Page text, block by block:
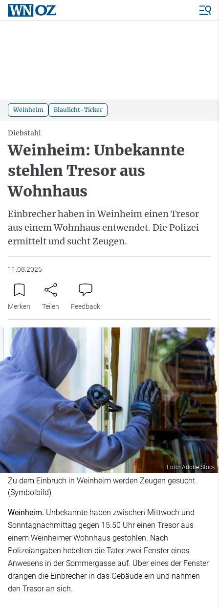
Weinheim Blaulicht-Ticker
Diebstahl
Weinheim: Unbekannte
stehlen Tresor aus
Wohnhaus
Einbrecher haben in Weinheim einen Tresor
aus einem Wohnhaus entwendet. Die Polizei
ermittelt und sucht Zeugen.
11.08.2025
Merken Teilen Feedback
Foto: Adobe Stock
Zu dem Einbruch in Weinheim werden Zeugen gesucht.
(Symbolbild)
Weinheim. Unbekannte haben zwischen Mittwoch und
Sonntagnachmittag gegen 15.50 Uhr einen Tresor aus
einem Weinheimer Wohnhaus gestohlen. Nach
Polizeiangaben hebelten die Täter zwei Fenster eines
Anwesens in der Sommergasse auf. Über eines der Fenster
drangen die Einbrecher in das Gebäude ein und nahmen
den Tresor an sich.